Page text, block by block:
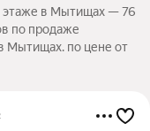
этаже в Мытищах — 76
по продаже
Мытищах. по цене от